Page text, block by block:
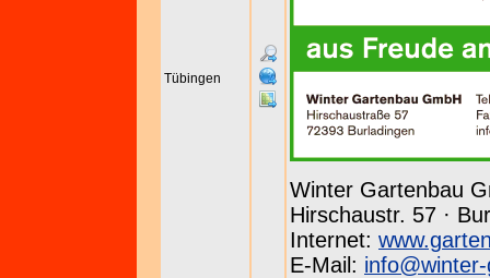
Tübingen
Winter Gartenbau
Hirschaustr. 57 ·
Internet:
E-Mail: